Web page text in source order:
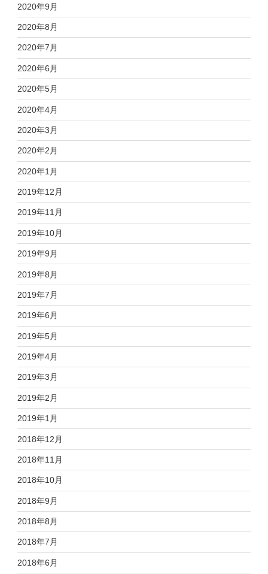
2020年9月
2020年8月
2020年7月
2020年6月
2020年5月
2020年4月
2020年3月
2020年2月
2020年1月
2019年12月
2019年11月
2019年10月
2019年9月
2019年8月
2019年7月
2019年6月
2019年5月
2019年4月
2019年3月
2019年2月
2019年1月
2018年12月
2018年11月
2018年10月
2018年9月
2018年8月
2018年7月
2018年6月